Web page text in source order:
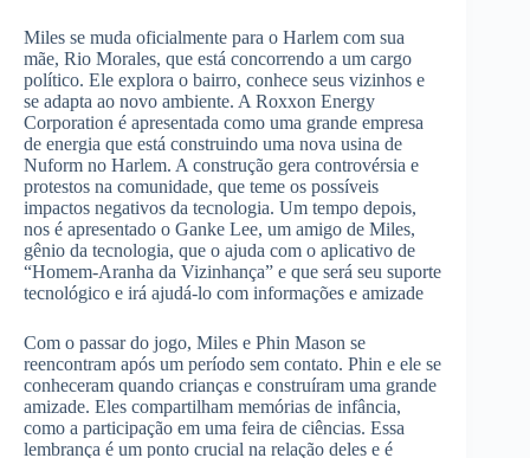
Miles se muda oficialmente para o Harlem com sua
mãe, Rio Morales, que está concorrendo a um cargo
político. Ele explora o bairro, conhece seus vizinhos e
se adapta ao novo ambiente. A Roxxon Energy
Corporation é apresentada como uma grande empresa
de energia que está construindo uma nova usina de
Nuform no Harlem. A construção gera controvérsia e
protestos na comunidade, que teme os possíveis
impactos negativos da tecnologia. Um tempo depois,
nos é apresentado o Ganke Lee, um amigo de Miles,
gênio da tecnologia, que o ajuda com o aplicativo de
“Homem-Aranha da Vizinhança” e que será seu suporte
tecnológico e irá ajudá-lo com informações e amizade
Com o passar do jogo, Miles e Phin Mason se
reencontram após um período sem contato. Phin e ele se
conheceram quando crianças e construíram uma grande
amizade. Eles compartilham memórias de infância,
como a participação em uma feira de ciências. Essa
lembrança é um ponto crucial na relação deles e é